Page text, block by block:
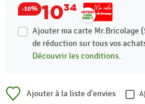
-10% 1034
Ajouter ma carte Mr.Bricolage
de réduction sur tous vos
Découvrir les conditions.
Ajouter à la liste d'envies